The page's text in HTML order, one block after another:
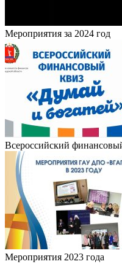
Мероприятия за 2024 год
Всероссийский
Мероприятия 2023 года